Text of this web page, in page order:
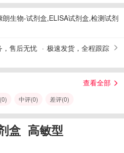
生物-试剂盒,ELISA试剂盒,检测试剂
，售后无忧
极速发货，全程跟踪
查看全部
0) 中评(0) 差评(0)
盒 高敏型